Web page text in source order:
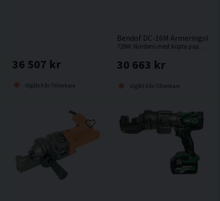
36 507 kr
Utgått från Tillverkare
Bendof DC-16M
720W. Nordens mest köpta papegoja. Lätt och stark armeringsklipp från Bendof.
30 663 kr
Utgått från Tillverkare